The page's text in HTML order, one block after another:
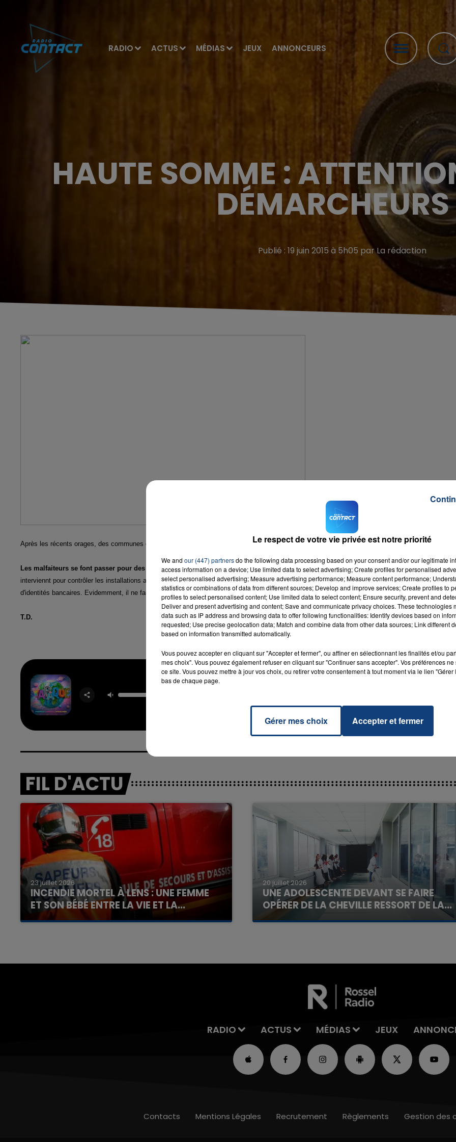
RADIO ACTUS MÉDIAS JEUX ANNONCEURS
7h00 - 12h00
LA TEAM DU WEEK-END
HAUTE SOMME :
Publié : 19 juin 2015 à 5h05 par La rédaction
Après les récents orages, des communes de Haute Somme, comme Péronne, sont les terrains de chasse de faux démarcheurs.
Les malfaiteurs se font passer pour des agents d'EDF et de la SICAE(Société d'Intérêt Collectif Agricole d'Electricité) et expliquent qu'ils
interviennt pour contrôler les installations après les intempéries. Ils demandent alors aux habitants de nombreux papiers. Exemple : des relevés
d'identités bancaires. Evidemment, il ne faut jamais les donner.
T.D.
Yapaque
FIL D'ACTU
23 juillet 2026
INCENDIE MORTEL À LENS : UNE FEMME
ET SON BÉBÉ ENTRE LA VIE ET LA...
Un homme s'est immolé par le feu après avoir
20 juillet 2026
UNE ADOLESCENTE DEVANT SE FAIRE
OPÉRER DE LA CHEVILLE RESSORT DE LA...
La famille a porté plainte contre la clinique qui a
La Team du Week-end
16h00 - 20h00
RADIO ACTUS MÉDIAS JEUX
Contacts Mentions Légales Recrutement Règlements Gestion des
Le respect de votre vie privée est notre priorité
We and our (447) partnersdo the following data processing based on your consent and/or our legitimate
access information on a device; Use limited data to select advertising; Create profiles for personalised
select personalised advertising; Measure advertising performance; Measure content performance;
statistics or combinations of data from different sources; Develop and improve services; Create profiles to
profiles to select personalised content; Use limited data to select content; Ensure security, prevent and
Deliver and present advertising and content; Save and communicate privacy choices. These technologies
data such as IP address and browsing data to offer following functionalities: Identify devices based on
requested; Use precise geolocation data; Match and combine data from other data sources; Link different
based on information transmitted automatically.
Vous pouvez accepter en cliquant sur "Accepter et fermer", ou affiner en sélectionnant les finalités et/ou
mes choix". Vous pouvez également refuser en cliquant sur "Continuer sans accepter". Vos préférences
ce site. Vous pouvez mettre à jour vos choix, ou retirer votre consentement à tout moment via le lien
bas de chaque page.
Gérer mes choix Accepter et fermer